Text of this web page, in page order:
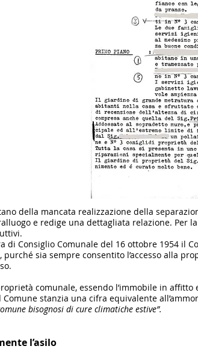
della mancata realizzazione della
e redige una dettagliata relazione. Per
di Consiglio Comunale del 16 ottobre 1954 il
sia sempre consentito l’accesso alla
comunale, essendo l’immobile in
stanzia una cifra equivalente
bisognosi di cure climatiche estive”.
l’asilo